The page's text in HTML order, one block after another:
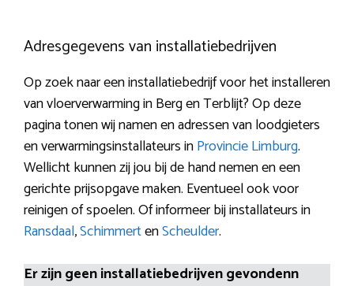
Adresgegevens van installatiebedrijven
Op zoek naar een installatiebedrijf voor het installeren
van vloerverwarming in Berg en Terblijt? Op deze
pagina tonen wij namen en adressen van loodgieters
en verwarmingsinstallateurs inProvincie Limburg.
Wellicht kunnen zij jou bij de hand nemen en een
gerichte prijsopgave maken. Eventueel ook voor
reinigen of spoelen. Of informeer bij installateurs in
Ransdaal,SchimmertenScheulder.
Er zijn geen installatiebedrijven gevondenn